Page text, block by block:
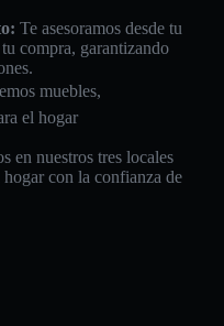
Te asesoramos desde tu
compra, garantizando
muebles,
el hogar
en nuestros tres locales
con la confianza de